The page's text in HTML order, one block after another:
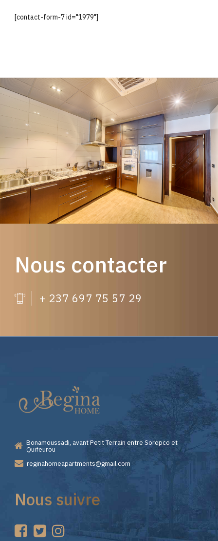
[contact-form-7 id="1979"]
Nous contacter
+ 237 697 75 57 29
Casino
—
Premiers
Pas
sur
Bonamoussadi, avant Petit Terrain entre Sorepco et
Quifeurou
reginahomeapartments@gmail.com
Nous suivre